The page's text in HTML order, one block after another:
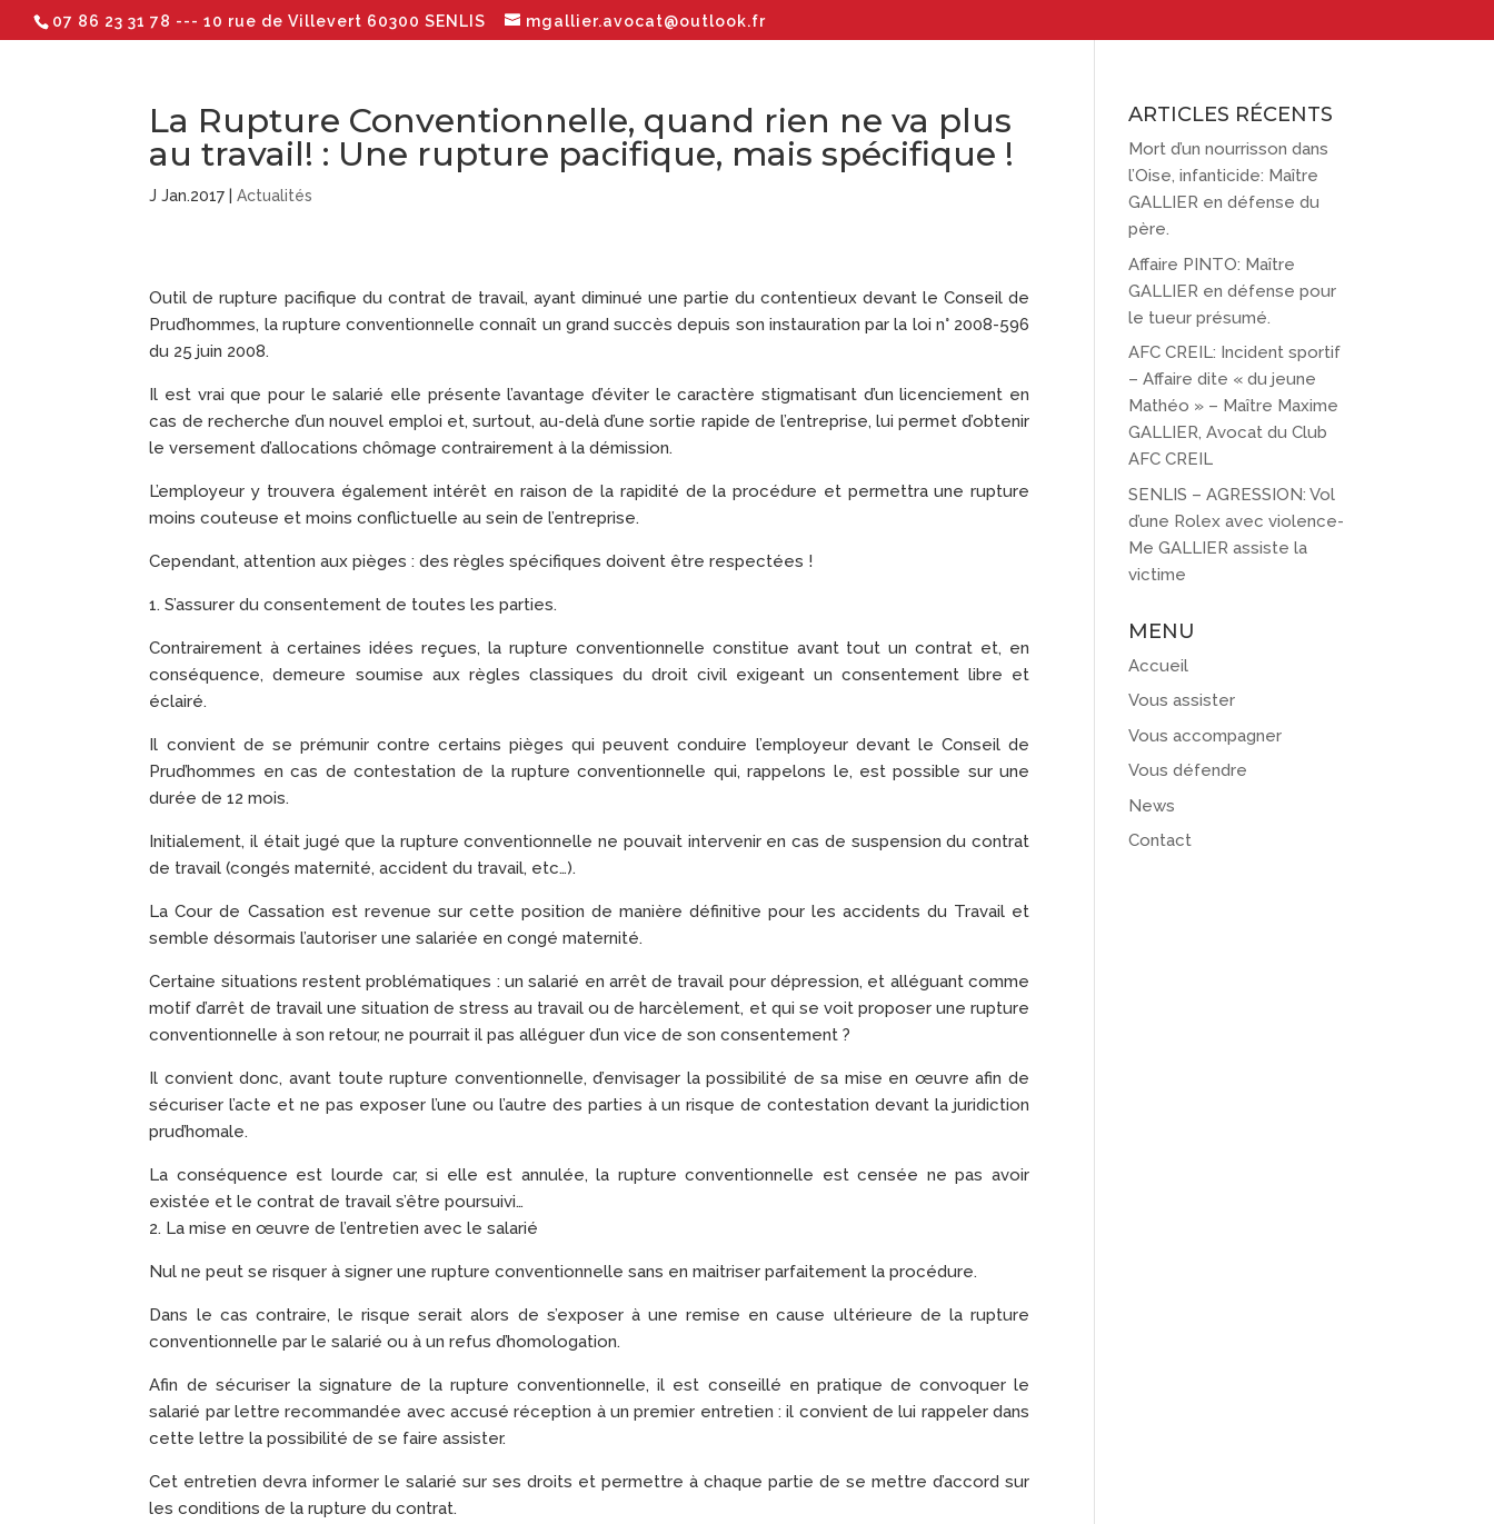
07 86 23 31 78 --- 10 rue de Villevert 60300 SENLIS mgallier.avocat@outlook.fr
La Rupture Conventionnelle, quand rien ne va plus
au travail! : Une rupture pacifique, mais spécifique !
J Jan.2017 |Actualités
Outil de rupture pacifique du contrat de travail, ayant diminué une partie du contentieux devant le Conseil de
Prud’hommes, la rupture conventionnelle connaît un grand succès depuis son instauration par la loi n° 2008-596
du 25 juin 2008.
Il est vrai que pour le salarié elle présente l’avantage d’éviter le caractère stigmatisant d’un licenciement en
cas de recherche d’un nouvel emploi et, surtout, au-delà d’une sortie rapide de l’entreprise, lui permet d’obtenir
le versement d’allocations chômage contrairement à la démission.
L’employeur y trouvera également intérêt en raison de la rapidité de la procédure et permettra une rupture
moins couteuse et moins conflictuelle au sein de l’entreprise.
Cependant, attention aux pièges : des règles spécifiques doivent être respectées !
1. S’assurer du consentement de toutes les parties.
Contrairement à certaines idées reçues, la rupture conventionnelle constitue avant tout un contrat et, en
conséquence, demeure soumise aux règles classiques du droit civil exigeant un consentement libre et
éclairé.
Il convient de se prémunir contre certains pièges qui peuvent conduire l’employeur devant le Conseil de
Prud’hommes en cas de contestation de la rupture conventionnelle qui, rappelons le, est possible sur une
durée de 12 mois.
Initialement, il était jugé que la rupture conventionnelle ne pouvait intervenir en cas de suspension du contrat
de travail (congés maternité, accident du travail, etc…).
La Cour de Cassation est revenue sur cette position de manière définitive pour les accidents du Travail et
semble désormais l’autoriser une salariée en congé maternité.
Certaine situations restent problématiques : un salarié en arrêt de travail pour dépression, et alléguant comme
motif d’arrêt de travail une situation de stress au travail ou de harcèlement, et qui se voit proposer une rupture
conventionnelle à son retour, ne pourrait il pas alléguer d’un vice de son consentement ?
Il convient donc, avant toute rupture conventionnelle, d’envisager la possibilité de sa mise en œuvre afin de
sécuriser l’acte et ne pas exposer l’une ou l’autre des parties à un risque de contestation devant la juridiction
prud’homale.
La conséquence est lourde car, si elle est annulée, la rupture conventionnelle est censée ne pas avoir
existée et le contrat de travail s’être poursuivi…
2. La mise en œuvre de l’entretien avec le salarié
Nul ne peut se risquer à signer une rupture conventionnelle sans en maitriser parfaitement la procédure.
Dans le cas contraire, le risque serait alors de s’exposer à une remise en cause ultérieure de la rupture
conventionnelle par le salarié ou à un refus d’homologation.
Afin de sécuriser la signature de la rupture conventionnelle, il est conseillé en pratique de convoquer le
salarié par lettre recommandée avec accusé réception à un premier entretien : il convient de lui rappeler dans
cette lettre la possibilité de se faire assister.
Cet entretien devra informer le salarié sur ses droits et permettre à chaque partie de se mettre d’accord sur
les conditions de la rupture du contrat.
ARTICLES RÉCENTS
Mort d’un nourrisson dans
l’Oise, infanticide: Maître
GALLIER en défense du
père.
Affaire PINTO: Maître
GALLIER en défense pour
le tueur présumé.
AFC CREIL: Incident sportif
– Affaire dite « du jeune
Mathéo » – Maître Maxime
GALLIER, Avocat du Club
AFC CREIL
SENLIS – AGRESSION: Vol
d’une Rolex avec violence-
Me GALLIER assiste la
victime
MENU
Accueil
Vous assister
Vous accompagner
Vous défendre
News
Contact